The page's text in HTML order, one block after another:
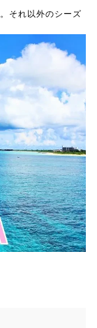
それ以外のシーズ